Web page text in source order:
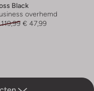
Black
overhemd
€ 47,99